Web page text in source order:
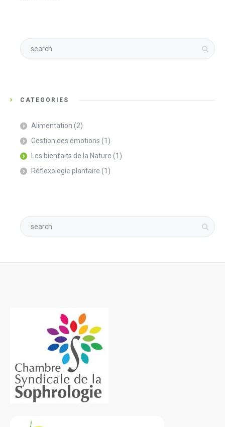
CATEGORIES
Alimentation (2)
Gestion des émotions (1)
Les bienfaits de la Nature (1)
Réflexologie plantaire (1)